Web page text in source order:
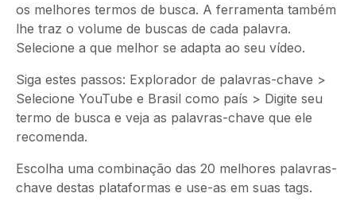
os melhores termos de busca. A ferramenta também
lhe traz o volume de buscas de cada palavra.
Selecione a que melhor se adapta ao seu vídeo.
Siga estes passos: Explorador de palavras-chave >
Selecione YouTube e Brasil como país > Digite seu
termo de busca e veja as palavras-chave que ele
recomenda.
Escolha uma combinação das 20 melhores palavras-
chave destas plataformas e use-as em suas tags.